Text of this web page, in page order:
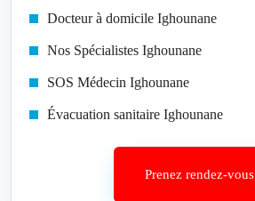
Docteur à domicile Ighounane
Nos Spécialistes Ighounane
SOS Médecin Ighounane
Évacuation sanitaire Ighounane
Prenez rendez-vous